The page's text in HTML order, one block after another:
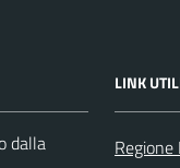
dalla
LINK